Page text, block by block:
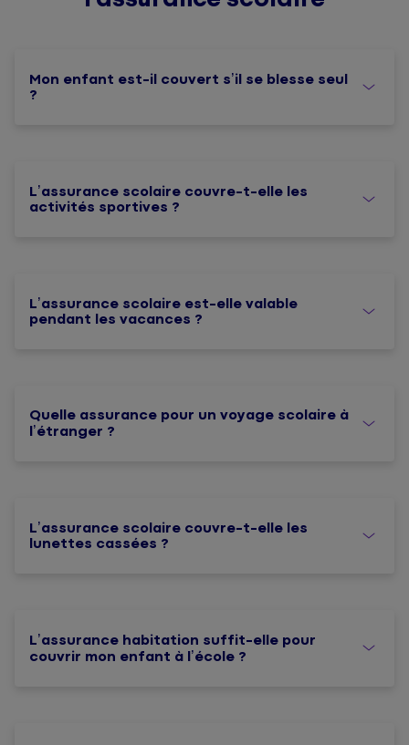
Mon enfant est-il couvert s’il se blesse seul
?
L’assurance scolaire couvre-t-elle les
activités sportives ?
L’assurance scolaire est-elle valable
pendant les vacances ?
Quelle assurance pour un voyage scolaire à
l’étranger ?
L’assurance scolaire couvre-t-elle les
lunettes cassées ?
L’assurance habitation suffit-elle pour
couvrir mon enfant à l’école ?